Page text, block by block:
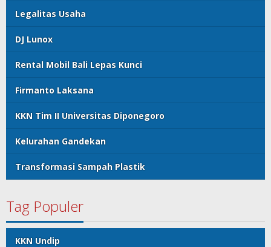
Legalitas Usaha
DJ Lunox
Rental Mobil Bali Lepas Kunci
Firmanto Laksana
KKN Tim II Universitas Diponegoro
Kelurahan Gandekan
Transformasi Sampah Plastik
Tag Populer
KKN Undip